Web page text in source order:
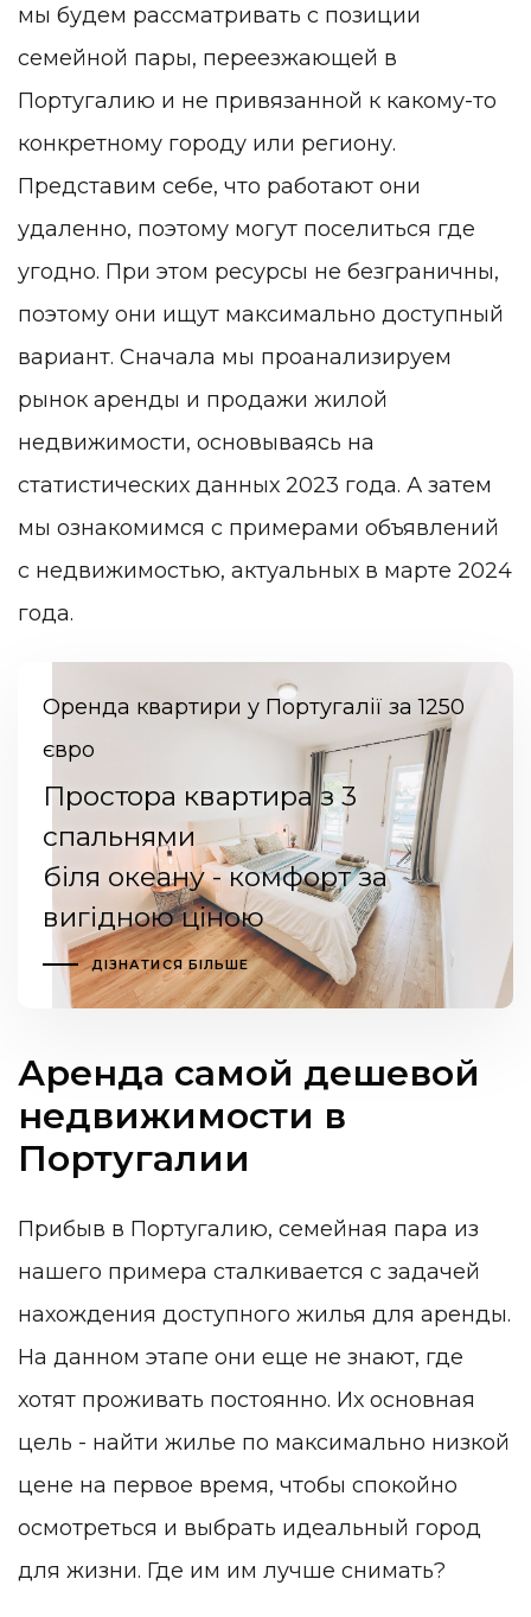
мы будем рассматривать с позиции
семейной пары, переезжающей в
Португалию и не привязанной к какому-то
конкретному городу или региону.
Представим себе, что работают они
удаленно, поэтому могут поселиться где
угодно. При этом ресурсы не безграничны,
поэтому они ищут максимально доступный
вариант. Сначала мы проанализируем
рынок аренды и продажи жилой
недвижимости, основываясь на
статистических данных 2023 года. А затем
мы ознакомимся с примерами объявлений
с недвижимостью, актуальных в марте 2024
года.
Оренда квартири у Португалії за 1250
євро
Простора квартира з 3
спальнями
біля океану - комфорт за
вигідною ціною
ДІЗНАТИСЯ БІЛЬШЕ
Аренда самой дешевой
недвижимости в
Португалии
Прибыв в Португалию, семейная пара из
нашего примера сталкивается с задачей
нахождения доступного жилья для аренды.
На данном этапе они еще не знают, где
хотят проживать постоянно. Их основная
цель - найти жилье по максимально низкой
цене на первое время, чтобы спокойно
осмотреться и выбрать идеальный город
для жизни. Где им им лучше снимать?